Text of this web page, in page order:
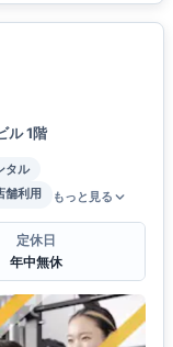
ル 1階
タル
舗利用 もっと見る
定休日
年中無休